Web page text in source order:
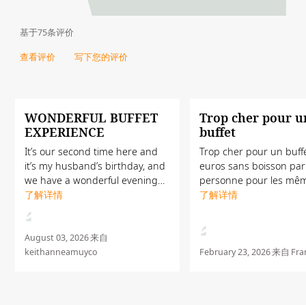
基于75条评价
查看评价 写下您的评价
WONDERFUL BUFFET
EXPERIENCE
It’s our second time here and
it’s my husband’s birthday, and
we have a wonderful evening
dinner as usual. Special thanks
to Alau, Kaung, Agung & Sujal
for making our night extra
special ✨
了解详情
August 03, 2026来自
keithanneamuyco
Trop cher pour
buffet
Trop cher pour un
euros sans boisson par
personne pour les
que vous retrouvez
petit déjeuner
了解详情
February 23, 2026来自